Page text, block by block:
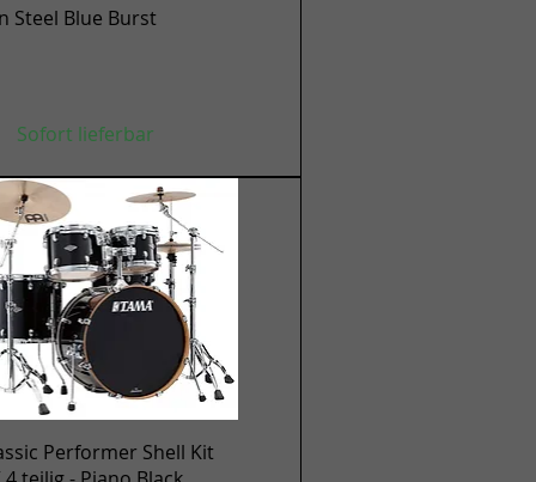
Steel Blue Burst
Sofort lieferbar
Schnellansicht
Performer Shell Kit